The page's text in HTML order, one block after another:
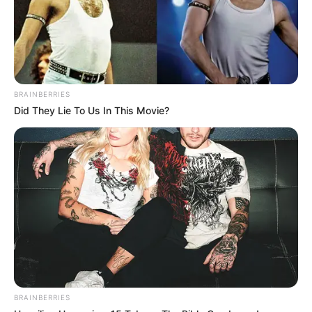
Σπείρα είχε στήσει υπερσύγχρονα
εργαστήρια κάνναβης στην Αττική και
πουλούσε ναρκωτικά μέχρι και στην
Πανεπιστημιούπολη
Δείτε όλες τις τελευταίεςΕιδήσεις από την Ελλάδα και
τον Κόσμο, τη στιγμή που συμβαίνουν, στοNewstok.gr
BRAINBERRIES
Did They Lie To Us In This Movie?
BRAINBERRIES